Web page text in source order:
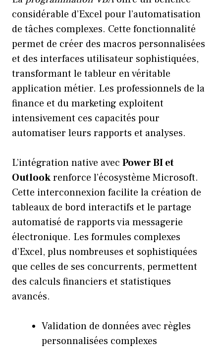
considérable d’Excel pour l’automatisation
de tâches complexes. Cette fonctionnalité
permet de créer des macros personnalisées
et des interfaces utilisateur sophistiquées,
transformant le tableur en véritable
application métier. Les professionnels de la
finance et du marketing exploitent
intensivement ces capacités pour
automatiser leurs rapports et analyses.
L’intégration native avec Power BI et
Outlookrenforce l’écosystème Microsoft.
Cette interconnexion facilite la création de
tableaux de bord interactifs et le partage
automatisé de rapports via messagerie
électronique. Les formules complexes
d’Excel, plus nombreuses et sophistiquées
que celles de ses concurrents, permettent
des calculs financiers et statistiques
avancés.
Validation de données avec règles
personnalisées complexes